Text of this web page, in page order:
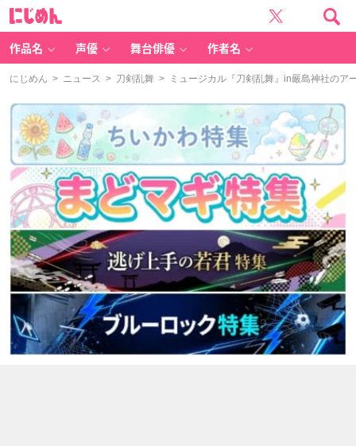
作品名 声優 舞台俳優 作者名
にじめん > ニュース > 刀剣乱舞 > ミュージカル『刀剣乱舞』in嚴島神社のア